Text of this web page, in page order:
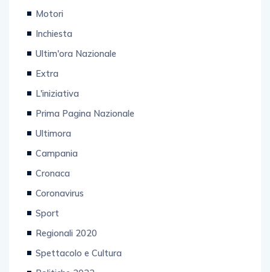
Motori
Inchiesta
Ultim'ora Nazionale
Extra
L'iniziativa
Prima Pagina Nazionale
Ultimora
Campania
Cronaca
Coronavirus
Sport
Regionali 2020
Spettacolo e Cultura